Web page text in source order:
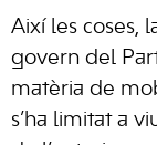
Així les coses,
govern del
matèria de
s’ha limitat a